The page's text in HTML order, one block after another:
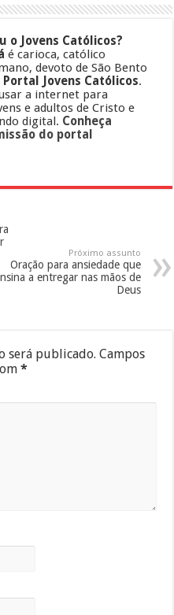
o Jovens Católicos?
é carioca, católico
devoto de São Bento
Portal Jovens Católicos.
a internet para
e adultos de Cristo e
digital. Conheça
do portal
Próximo assunto
Oração para ansiedade que
a entregar nas mãos de
Deus
será publicado. Campos
*